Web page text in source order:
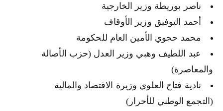
ناصر بوريطة وزير الخارجية
أحمد التوفيق وزير الأوقاف
محمد حجوي الأمين العام للحكومة
عبد اللطيف وهبي وزير العدل (حزب الأصالة
والمعاصرة)
نادية فتاح العلوي وزيرة الاقتصاد والمالية
(التجمع الوطني للأحرار)